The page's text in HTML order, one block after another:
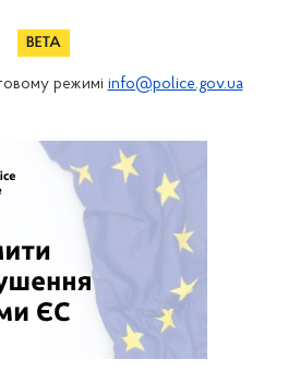
режимі info@police.gov.ua